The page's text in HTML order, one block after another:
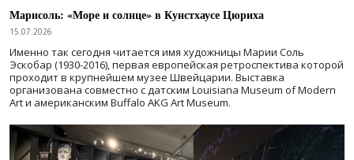
Марисоль: «Море и солнце» в Кунстхаусе Цюриха
15.07.2026
Именно так сегодня читается имя художницы Марии Соль
Эскобар (1930-2016), первая европейская ретроспектива которой
проходит в крупнейшем музее Швейцарии. Выставка
организована совместно с датским Louisiana Museum of Modern
Art и американским Buffalo AKG Art Museum.